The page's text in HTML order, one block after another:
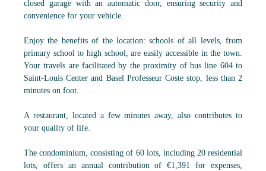
closed garage with an automatic door, ensuring security and
convenience for your vehicle.
Enjoy the benefits of the location: schools of all levels, from
primary school to high school, are easily accessible in the town.
Your travels are facilitated by the proximity of bus line 604 to
Saint-Louis Center and Basel Professeur Coste stop, less than 2
minutes on foot.
A restaurant, located a few minutes away, also contributes to
your quality of life.
The condominium, consisting of 60 lots, including 20 residential
lots, offers an annual contribution of €1,391 for expenses,